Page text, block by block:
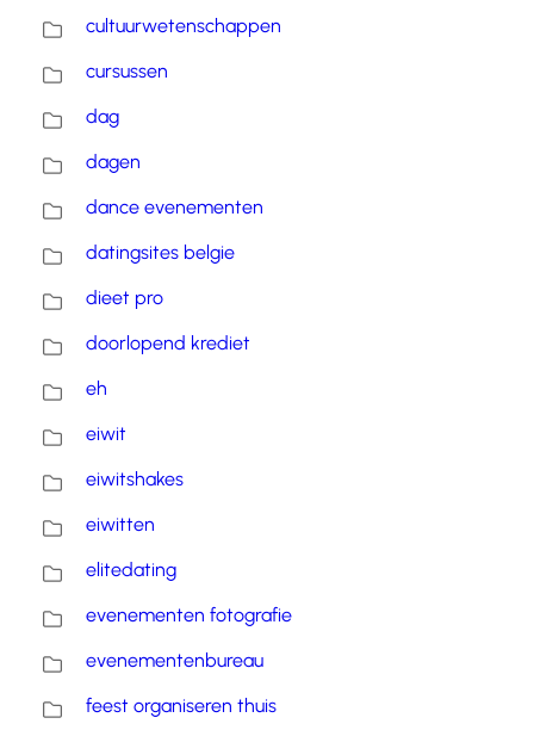
cultuurwetenschappen
cursussen
dag
dagen
dance evenementen
datingsites belgie
dieet pro
doorlopend krediet
eh
eiwit
eiwitshakes
eiwitten
elitedating
evenementen fotografie
evenementenbureau
feest organiseren thuis